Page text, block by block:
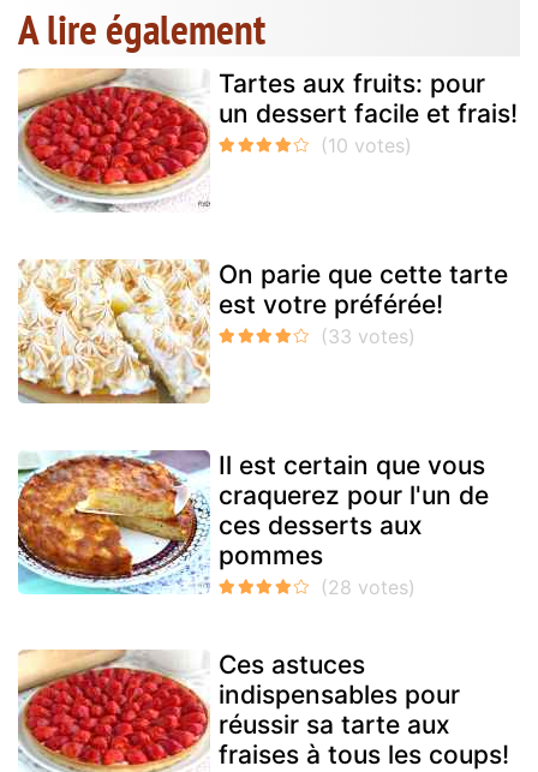
A lire également
Tartes aux fruits: pour
un dessert facile et frais!
On parie que cette tarte
est votre préférée!
Il est certain que vous
craquerez pour l'un de
ces desserts aux
pommes
Ces astuces
indispensables pour
réussir sa tarte aux
fraises à tous les coups!